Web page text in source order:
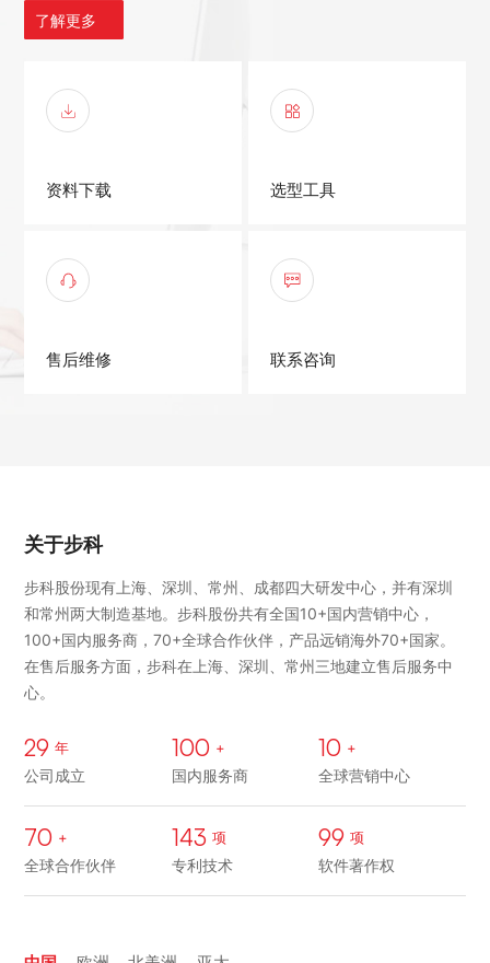
了解更多
资料下载 选型工具
售后维修 联系咨询
关于步科
步科股份现有上海、深圳、常州、成都四大研发中心，并有深圳
和常州两大制造基地。步科股份共有全国10+国内营销中心，
100+国内服务商，70+全球合作伙伴，产品远销海外70+国家。
在售后服务方面，步科在上海、深圳、常州三地建立售后服务中
心。
29 年
公司成立
100 +
国内服务商
10 +
全球营销中心
70 +
全球合作伙伴
143 项
专利技术
99 项
软件著作权